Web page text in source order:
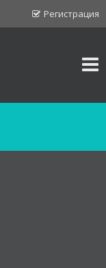
Регистрация